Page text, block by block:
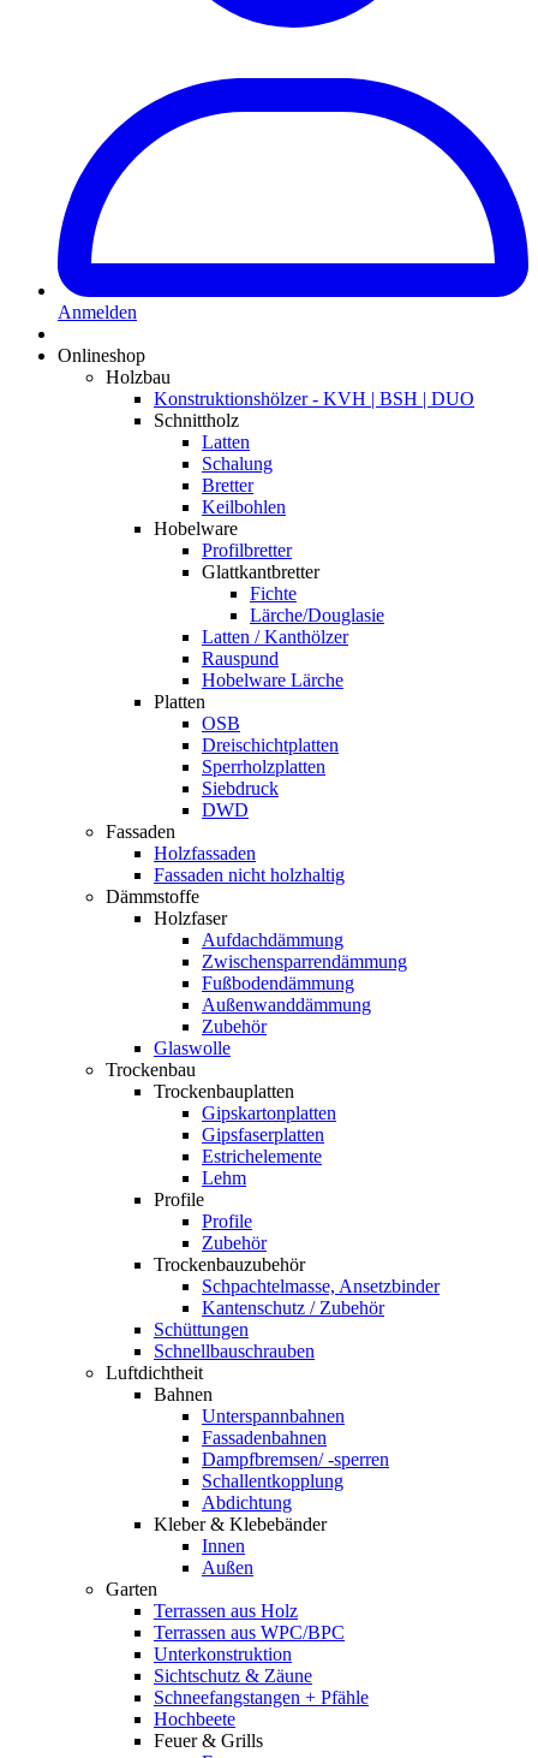
Anmelden
Onlineshop
Holzbau
Konstruktionshölzer - KVH | BSH | DUO
Schnittholz
Latten
Schalung
Bretter
Keilbohlen
Hobelware
Profilbretter
Glattkantbretter
Fichte
Lärche/Douglasie
Latten / Kanthölzer
Rauspund
Hobelware Lärche
Platten
OSB
Dreischichtplatten
Sperrholzplatten
Siebdruck
DWD
Fassaden
Holzfassaden
Fassaden nicht holzhaltig
Dämmstoffe
Holzfaser
Aufdachdämmung
Zwischensparrendämmung
Fußbodendämmung
Außenwanddämmung
Zubehör
Glaswolle
Trockenbau
Trockenbauplatten
Gipskartonplatten
Gipsfaserplatten
Estrichelemente
Lehm
Profile
Profile
Zubehör
Trockenbauzubehör
Schpachtelmasse, Ansetzbinder
Kantenschutz / Zubehör
Schüttungen
Schnellbauschrauben
Luftdichtheit
Bahnen
Unterspannbahnen
Fassadenbahnen
Dampfbremsen/ -sperren
Schallentkopplung
Abdichtung
Kleber & Klebebänder
Innen
Außen
Garten
Terrassen aus Holz
Terrassen aus WPC/BPC
Unterkonstruktion
Sichtschutz & Zäune
Schneefangstangen + Pfähle
Hochbeete
Feuer & Grills